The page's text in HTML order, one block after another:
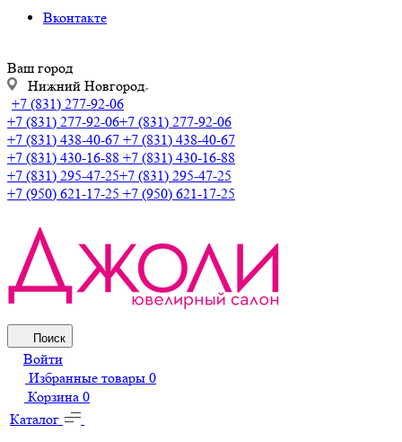
Вконтакте
Ваш город
Нижний Новгород
+7 (831) 277-92-06
+7 (831) 277-92-06+7 (831) 277-92-06
+7 (831) 438-40-67 +7 (831) 438-40-67
+7 (831) 430-16-88 +7 (831) 430-16-88
+7 (831) 295-47-25+7 (831) 295-47-25
+7 (950) 621-17-25 +7 (950) 621-17-25
Поиск
Войти
Избранные товары 0
Корзина 0
Каталог